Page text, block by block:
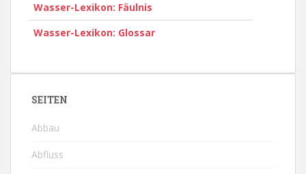
Wasser-Lexikon: Fäulnis
Wasser-Lexikon: Glossar
SEITEN
Abbau
Abfluss